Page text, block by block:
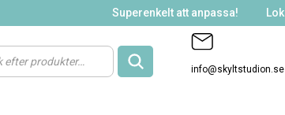
Superenkelt att anpassa!
info@skyltstudion.se